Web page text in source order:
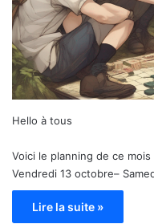
Hello à tous
Voici le planning de ce mois
Vendredi 13 octobre–
Lire la suite »